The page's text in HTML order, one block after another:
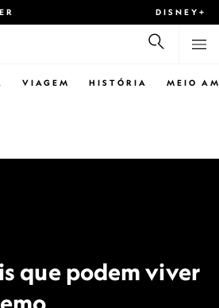
DISNEY+
VIAGEM HISTÓRIA MEIO
que podem viver